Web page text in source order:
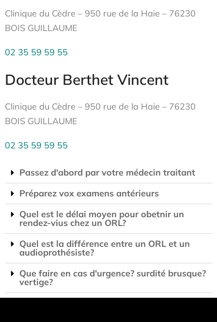
Clinique du Cèdre – 950 rue de la Haie – 76230
BOIS GUILLAUME
02 35 59 59 55
Docteur Berthet Vincent
Clinique du Cèdre – 950 rue de la Haie – 76230
BOIS GUILLAUME
02 35 59 59 55
Passez d'abord par votre médecin traitant
Préparez vox examens antérieurs
Quel est le délai moyen pour obetnir un
rendez-vius chez un ORL?
Quel est la différence entre un ORL et un
audioprothésiste?
Que faire en cas d'urgence? surdité brusque?
vertige?